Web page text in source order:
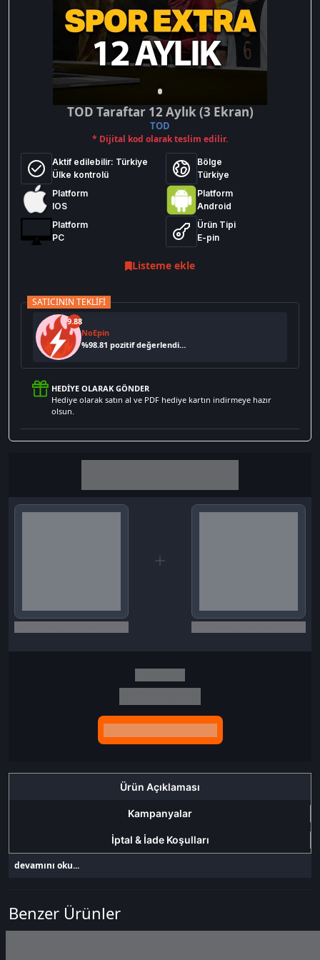
TOD Taraftar 12 Aylık (3 Ekran)
TOD
* Dijital kod olarak teslim edilir.
Aktif edilebilir: Türkiye
Ülke kontrolü
Bölge
Türkiye
Platform
IOS
Platform
Android
Platform
PC
Ürün Tipi
E-pin
Listeme ekle
SATICININ TEKLIFI
9.88
NoEpin
%98.81 pozitif değerlendirme
HEDIYE OLARAK GÖNDER
Hediye olarak satın al ve PDF hediye kartın indirmeye hazır
olsun.
Ürün Açıklaması
Kampanyalar
İptal & İade Koşulları
devamını oku...
Benzer Ürünler